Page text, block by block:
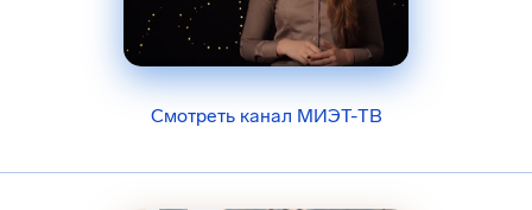
Смотреть канал МИЭТ-ТВ